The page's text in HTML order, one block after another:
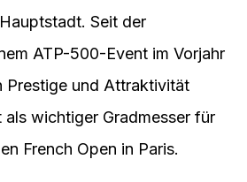
Seit der
ATP-500-Event im Vorjahr
Prestige und Attraktivität
als wichtiger Gradmesser für
French Open in Paris.